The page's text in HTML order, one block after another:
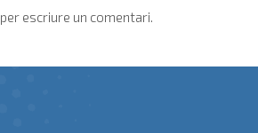
per escriure un comentari.